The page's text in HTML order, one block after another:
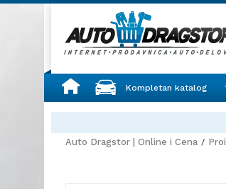
Kompletan katalog
Auto Dragstor | Online i Cena